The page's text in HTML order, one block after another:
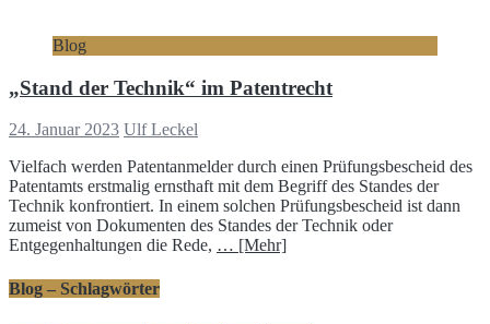
Blog
„Stand der Technik“ im Patentrecht
24. Januar 2023 Ulf Leckel
Vielfach werden Patentanmelder durch einen Prüfungsbescheid des
Patentamts erstmalig ernsthaft mit dem Begriff des Standes der
Technik konfrontiert. In einem solchen Prüfungsbescheid ist dann
zumeist von Dokumenten des Standes der Technik oder
Entgegenhaltungen die Rede, … [Mehr]
Blog – Schlagwörter